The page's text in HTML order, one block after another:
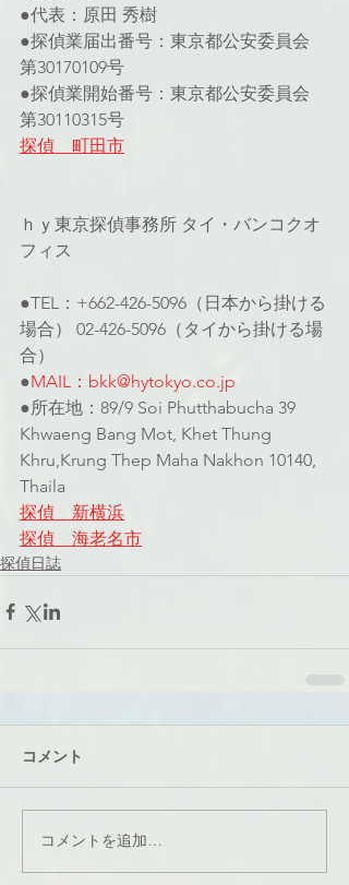
●代表：原田 秀樹
●探偵業届出番号：東京都公安委員会
第30170109号
●探偵業開始番号：東京都公安委員会
第30110315号
探偵　町田市
ｈｙ東京探偵事務所 タイ・バンコクオ
フィス
●TEL：+662-426-5096（日本から掛ける
場合） 02-426-5096（タイから掛ける場
合）
●MAIL：bkk@hytokyo.co.jp
●所在地：89/9 Soi Phutthabucha 39
Khwaeng Bang Mot, Khet Thung
Khru,Krung Thep Maha Nakhon 10140,
Thaila
探偵　新横浜
探偵　海老名市
探偵日誌
コメント
コメントを追加…